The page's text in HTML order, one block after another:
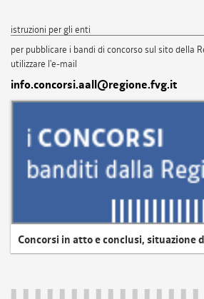
istruzioni per gli enti
per pubblicare i bandi di concorso sul sito della
utilizzare l'e-mail
info.concorsi.aall@regione.fvg.it
Concorsi in atto e conclusi, situazione